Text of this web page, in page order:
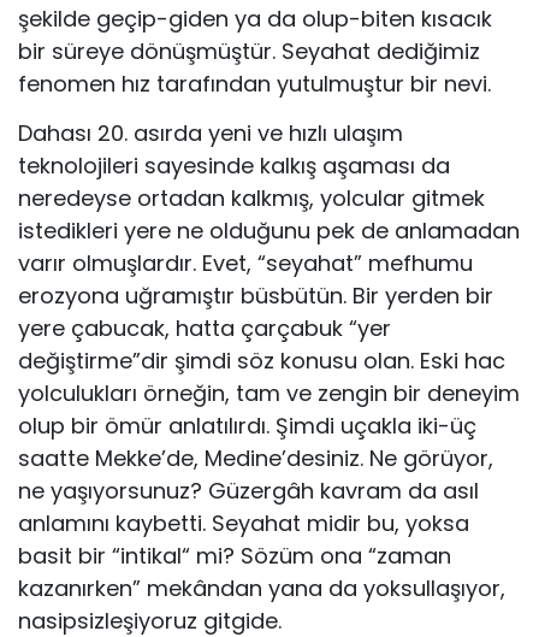
şekilde geçip-giden ya da olup-biten kısacık
bir süreye dönüşmüştür. Seyahat dediğimiz
fenomen hız tarafından yutulmuştur bir nevi.
Dahası 20. asırda yeni ve hızlı ulaşım
teknolojileri sayesinde kalkış aşaması da
neredeyse ortadan kalkmış, yolcular gitmek
istedikleri yere ne olduğunu pek de anlamadan
varır olmuşlardır. Evet, “seyahat” mefhumu
erozyona uğramıştır büsbütün. Bir yerden bir
yere çabucak, hatta çarçabuk “yer
değiştirme”dir şimdi söz konusu olan. Eski hac
yolculukları örneğin, tam ve zengin bir deneyim
olup bir ömür anlatılırdı. Şimdi uçakla iki-üç
saatte Mekke’de, Medine’desiniz. Ne görüyor,
ne yaşıyorsunuz? Güzergâh kavram da asıl
anlamını kaybetti. Seyahat midir bu, yoksa
basit bir “intikal“ mi? Sözüm ona “zaman
kazanırken” mekândan yana da yoksullaşıyor,
nasipsizleşiyoruz gitgide.